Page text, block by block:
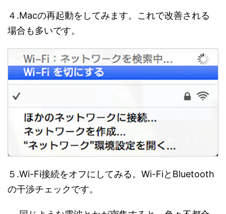
４.Macの再起動をしてみます。これで改善される
場合も多いです。
５.Wi-Fi接続をオフにしてみる。Wi-FiとBluetooth
の干渉チェックです。